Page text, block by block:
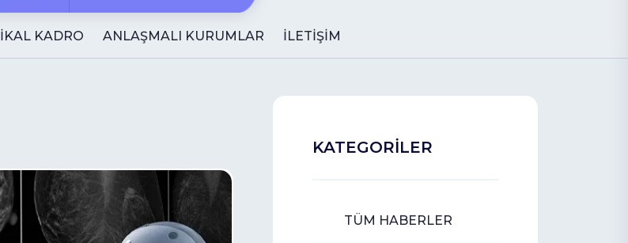
KADRO ANLAŞMALI KURUMLAR İLETİŞİM
KATEGORİLER
TÜM HABERLER